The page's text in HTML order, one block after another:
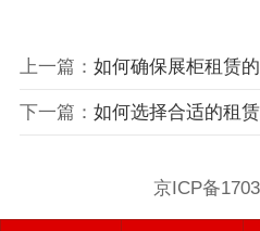
上一篇： 如何确保展柜租赁
下一篇： 如何选择合适的租
京ICP备